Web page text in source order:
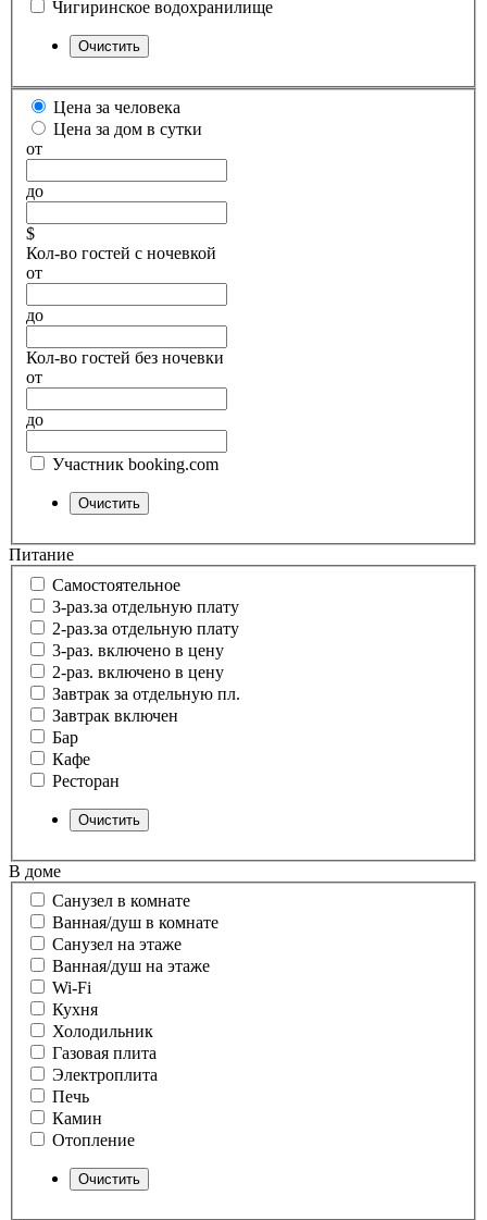
Чигиринское водохранилище
Цена за человека
Цена за дом в сутки
от
до
$
Кол-во гостей с ночевкой
от
до
Кол-во гостей без ночевки
от
до
Участник booking.com
Питание
Самостоятельное
3-раз.за отдельную плату
2-раз.за отдельную плату
3-раз. включено в цену
2-раз. включено в цену
Завтрак за отдельную пл.
Завтрак включен
Бар
Кафе
Ресторан
В доме
Санузел в комнате
Ванная/душ в комнате
Санузел на этаже
Ванная/душ на этаже
Wi-Fi
Кухня
Холодильник
Газовая плита
Электроплита
Печь
Камин
Отопление